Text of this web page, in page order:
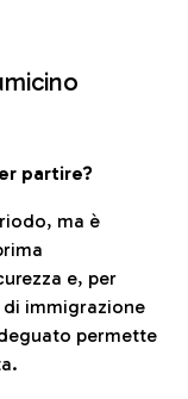
partire?
ma è
e, per
immigrazione
permette